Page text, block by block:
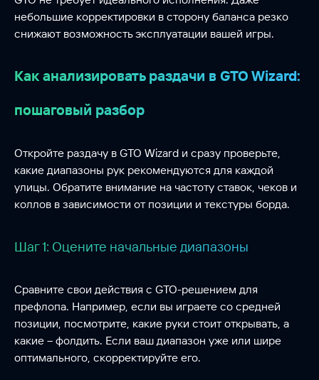
небольшие корректировки в сторону баланса резко
снижают возможность эксплуатации вашей игры.
Как анализировать раздачи в GTO Wizard:
пошаговый разбор
Откройте раздачу в GTO Wizard и сразу проверьте,
какие диапазоны рук рекомендуются для каждой
улицы. Обратите внимание на частоту ставок, чеков и
коллов в зависимости от позиции и текстуры борда.
Шаг 1: Оцените начальные диапазоны
Сравните свои действия с GTO-решением для
префлопа. Например, если вы играете со средней
позиции, посмотрите, какие руки стоит открывать, а
какие – фолдить. Если ваш диапазон уже или шире
оптимального, скорректируйте его.